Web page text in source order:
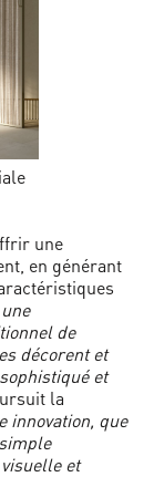
une
en générant
de
décorent et
et
la
innovation, que
et